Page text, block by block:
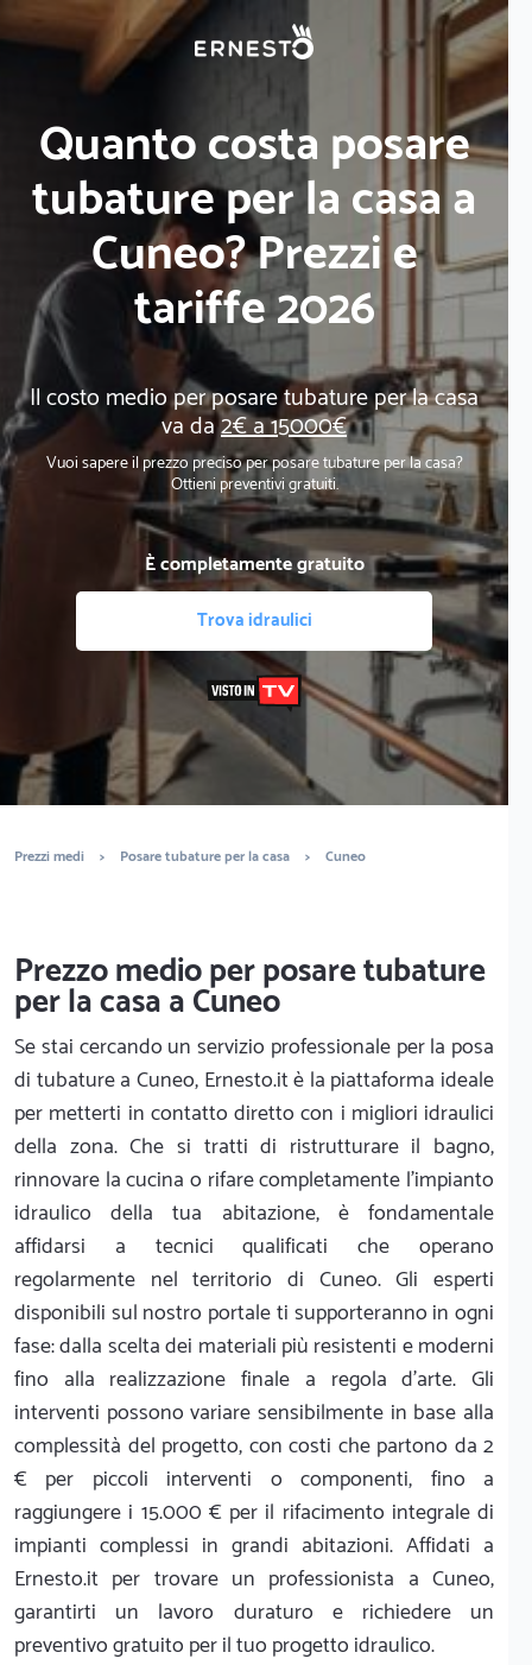
Quanto costa posare
tubature per la casa a
Cuneo? Prezzi e
tariffe 2026
Il costo medio per posare tubature per la casa
va da2€ a 15000€
Vuoi sapere il prezzo preciso per posare tubature per la casa?
Ottieni preventivi gratuiti.
È completamente gratuito
Trova idraulici
Prezzi medi > Posare tubature per la casa > Cuneo
Prezzo medio per posare tubature
per la casa a Cuneo
Se stai cercando un servizio professionale per la posa
di tubature a Cuneo, Ernesto.it è la piattaforma ideale
per metterti in contatto diretto con i migliori idraulici
della zona. Che si tratti di ristrutturare il bagno,
rinnovare la cucina o rifare completamente l'impianto
idraulico della tua abitazione, è fondamentale
affidarsi a tecnici qualificati che operano
regolarmente nel territorio di Cuneo. Gli esperti
disponibili sul nostro portale ti supporteranno in ogni
fase: dalla scelta dei materiali più resistenti e moderni
fino alla realizzazione finale a regola d'arte. Gli
interventi possono variare sensibilmente in base alla
complessità del progetto, con costi che partono da 2
€ per piccoli interventi o componenti, fino a
raggiungere i 15.000 € per il rifacimento integrale di
impianti complessi in grandi abitazioni. Affidati a
Ernesto.it per trovare un professionista a Cuneo,
garantirti un lavoro duraturo e richiedere un
preventivo gratuito per il tuo progetto idraulico.